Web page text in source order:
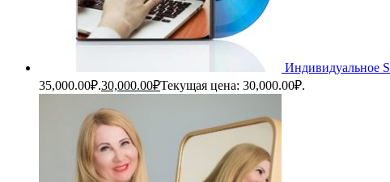
Индивидуальное
35,000.00₽.30,000.00₽Текущая цена: 30,000.00₽.